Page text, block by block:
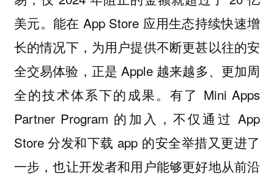
美元。能在 App Store 应用生态持续快速增
长的情况下，为用户提供不断更甚以往的安
全交易体验，正是 Apple 越来越多、更加周
全的技术体系下的成果。有了 Mini Apps
Partner Program 的加入，不仅通过 App
Store 分发和下载 app 的安全举措又更进了
一步，也让开发者和用户能够更好地从前沿